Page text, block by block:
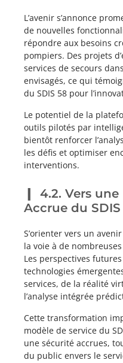
L’avenir s’annonce
de nouvelles
répondre aux besoins
pompiers. Des projets
services de secours
envisagés, ce qui
du SDIS 58 pour
Le potentiel de la
outils pilotés par
bientôt renforcer
les défis et optimiser
interventions.
4.2. Vers
Accrue du SDIS
S’orienter vers un
la voie à de
Les perspectives
technologies
services, de la réalité
l’analyse intégrée
Cette transformation
modèle de service du
une sécurité accrues,
du public envers le